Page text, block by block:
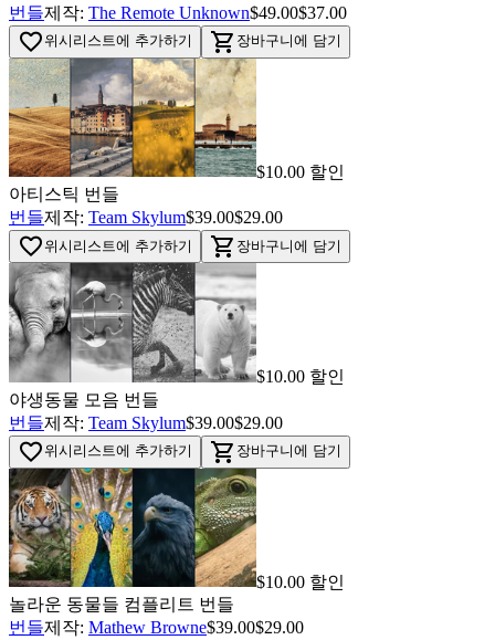
번들제작: The Remote Unknown$49.00$37.00
favorite_border 위시리스트에 추가하기 shopping_cart 장바구니에 담기
$10.00 할인
아티스틱 번들
번들제작: Team Skylum$39.00$29.00
favorite_border 위시리스트에 추가하기 shopping_cart 장바구니에 담기
$10.00 할인
야생동물 모음 번들
번들제작: Team Skylum$39.00$29.00
favorite_border 위시리스트에 추가하기 shopping_cart 장바구니에 담기
$10.00 할인
놀라운 동물들 컴플리트 번들
번들제작: Mathew Browne$39.00$29.00